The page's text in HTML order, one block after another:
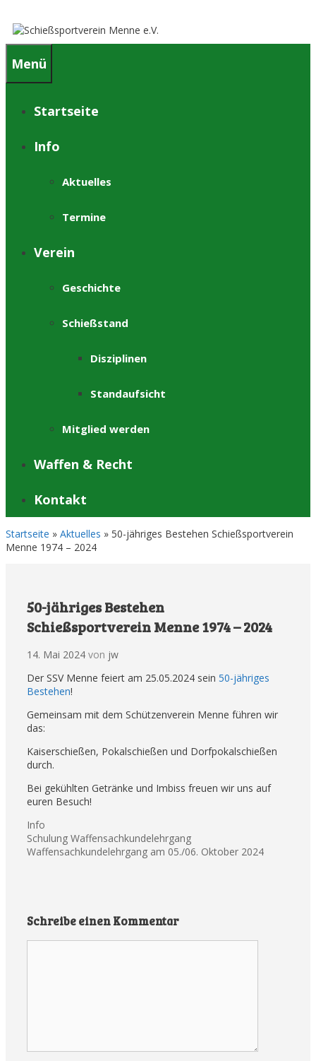
zum
Inhalt
Menü
Startseite
Info
Aktuelles
Termine
Verein
Geschichte
Schießstand
Disziplinen
Standaufsicht
Mitglied werden
Waffen & Recht
Kontakt
Startseite » Aktuelles » 50-jähriges Bestehen Schießsportverein
Menne 1974 – 2024
50-jähriges Bestehen
Schießsportverein Menne 1974 – 2024
14. Mai 2024 von jw
Der SSV Menne feiert am 25.05.2024 sein 50-jähriges
Bestehen!
Gemeinsam mit dem Schützenverein Menne führen wir
das:
Kaiserschießen, Pokalschießen und Dorfpokalschießen
durch.
Bei gekühlten Getränke und Imbiss freuen wir uns auf
euren Besuch!
Kategorien
Info
Beitrags-
Navigation
Schulung Waffensachkundelehrgang
Waffensachkundelehrgang am 05./06. Oktober 2024
Schreibe einen Kommentar